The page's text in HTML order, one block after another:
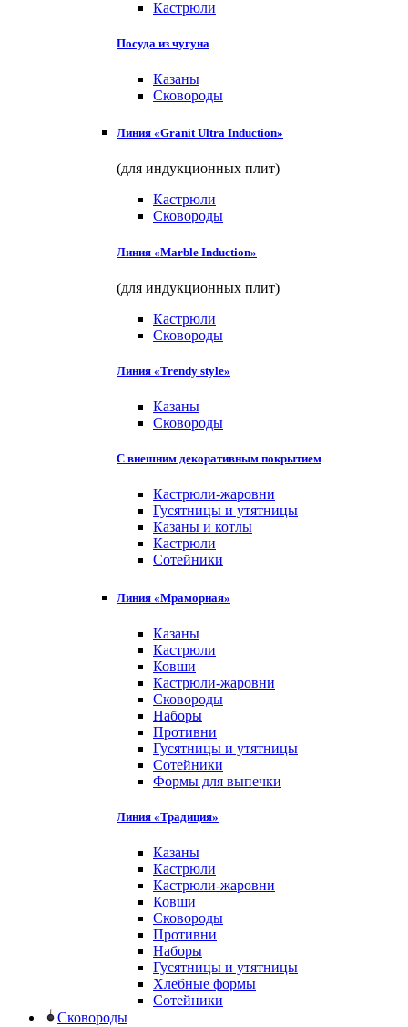
Кастрюли
Посуда из чугуна
Казаны
Сковороды
Линия «Granit Ultra Induction»
(для индукционных плит)
Кастрюли
Сковороды
Линия «Marble Induction»
(для индукционных плит)
Кастрюли
Сковороды
Линия «Trendy style»
Казаны
Сковороды
С внешним декоративным покрытием
Кастрюли-жаровни
Гусятницы и утятницы
Казаны и котлы
Кастрюли
Сотейники
Линия «Мраморная»
Казаны
Кастрюли
Ковши
Кастрюли-жаровни
Сковороды
Наборы
Противни
Гусятницы и утятницы
Сотейники
Формы для выпечки
Линия «Традиция»
Казаны
Кастрюли
Кастрюли-жаровни
Ковши
Сковороды
Противни
Наборы
Гусятницы и утятницы
Хлебные формы
Сотейники
Сковороды